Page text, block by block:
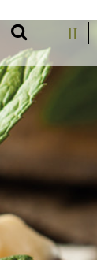
IT